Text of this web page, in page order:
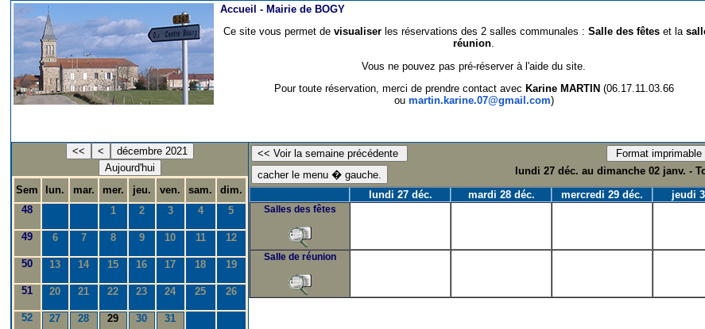
Accueil - Mairie de BOGY
Ce site vous permet devisualiser les réservations des 2 salles communales :Salle des fêtes et la
réunion.
Vous ne pouvez pas pré-réserver à l'aide du site.
Pour toute réservation, merci de prendre contact avec Karine MARTIN (06.17.11.03.66
ou martin.karine.07@gmail.com)
<< <
décembre 2021
Aujourd'hui
Sem
lun. mar. mer. jeu. ven. sam.
dim.
48
1 2 3 4 5
49 6 7 8 9 10 11 12
50 13 14 15 16 17 18 19
51 20 21 22 23 24 25 26
52 27 28 29 30 31
lundi 27 déc. au dimanche 02 janv. -
lundi 27 déc.
mardi 28 déc. mercredi 29 déc. jeudi
Salles des fêtes
Salle de réunion